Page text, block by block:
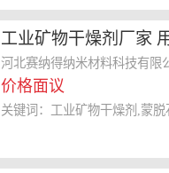
工业矿物干燥剂厂家
备集装箱金属制品化工
防霉
河北赛纳得纳米材料科技有限
价格面议